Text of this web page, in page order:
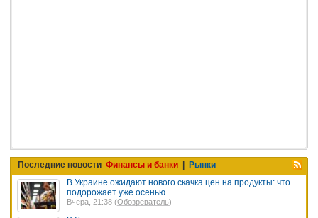
Последние новости Финансы и банки | Рынки
В Украине ожидают нового скачка цен на продукты: что
подорожает уже осенью
Вчера, 21:38 (Обозреватель)